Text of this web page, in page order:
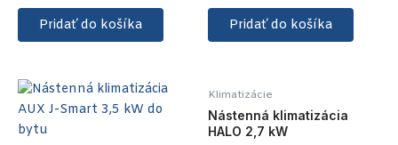
z
Pridať do košíka
z
Pridať do košíka
Klimatizácie
Nástenná klimatizácia
HALO 2,7 kW